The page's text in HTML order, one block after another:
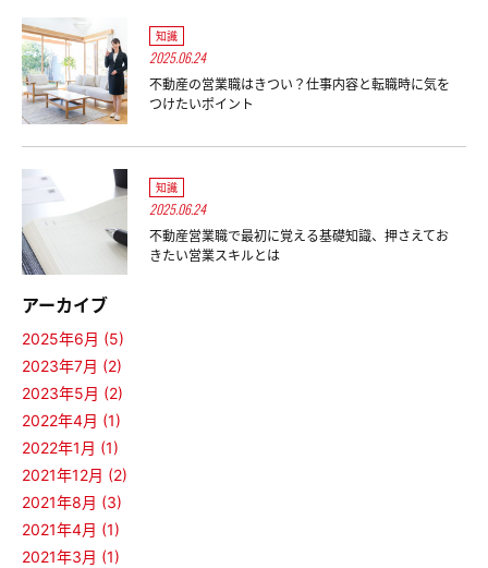
知識
2025.06.24
不動産の営業職はきつい？仕事内容と転職時に気を
つけたいポイント
知識
2025.06.24
不動産営業職で最初に覚える基礎知識、押さえてお
きたい営業スキルとは
アーカイブ
2025年6月 (5)
2023年7月 (2)
2023年5月 (2)
2022年4月 (1)
2022年1月 (1)
2021年12月 (2)
2021年8月 (3)
2021年4月 (1)
2021年3月 (1)